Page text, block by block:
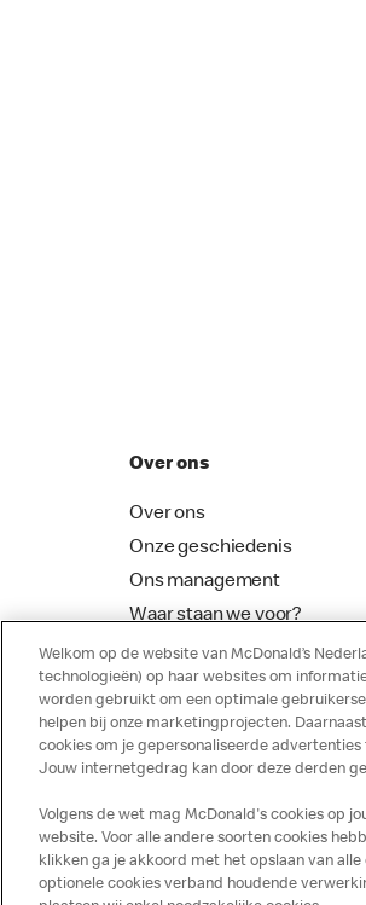
Over ons
Over ons
Onze geschiedenis
Ons management
Waar staan we voor?
McDonalds Franchising
Disclaimer Privacy
Welkom op de website van McDonald’s
technologieën) op haar websites om
worden gebruikt om een optimale
helpen bij onze marketingprojecten.
cookies om je gepersonaliseerde
Jouw internetgedrag kan door deze derden
Volgens de wet mag McDonald's cookies op
website. Voor alle andere soorten cookies
klikken ga je akkoord met het opslaan van
optionele cookies verband houdende